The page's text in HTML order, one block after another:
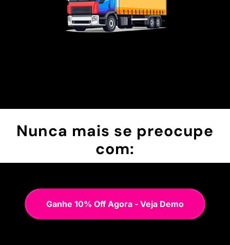
Nunca mais se preocupe
com:
Ganhe 10% Off Agora - Veja Demo